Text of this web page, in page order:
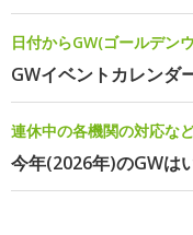
日付からGW(ゴールデン
GWイベントカレンダ
連休中の各機関の対応な
今年(2026年)のGWは